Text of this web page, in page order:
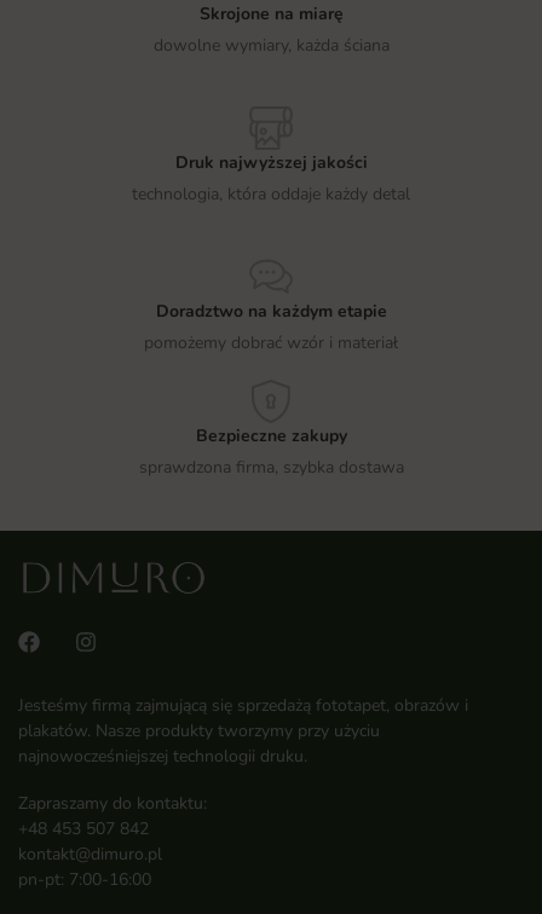
Skrojone na miarę
dowolne wymiary, każda ściana
Druk najwyższej jakości
technologia, która oddaje każdy detal
Doradztwo na każdym etapie
pomożemy dobrać wzór i materiał
Bezpieczne zakupy
sprawdzona firma, szybka dostawa
Jesteśmy firmą zajmującą się sprzedażą fototapet, obrazów i
plakatów. Nasze produkty tworzymy przy użyciu
najnowocześniejszej technologii druku.
Zapraszamy do kontaktu:
+48 453 507 842
kontakt@dimuro.pl
pn-pt: 7:00-16:00